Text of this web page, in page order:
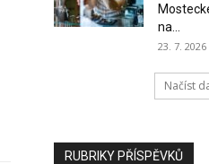
na...
23. 7. 2026
Načíst
RUBRIKY PŘÍSPĚVKŮ